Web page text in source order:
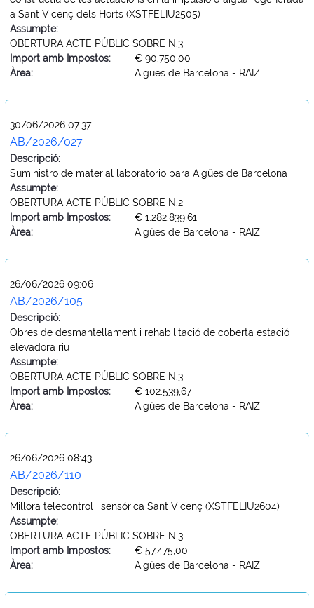
a Sant Vicenç dels Horts (XSTFELIU2505)
Assumpte:
OBERTURA ACTE PÚBLIC SOBRE N.3
Import amb Impostos:
€ 90.750,00
Àrea:
Aigües de Barcelona - RAIZ
30/06/2026 07:37
AB/2026/027
Descripció:
Suministro de material laboratorio para Aigües de Barcelona
Assumpte:
OBERTURA ACTE PÚBLIC SOBRE N.2
Import amb Impostos:
€ 1.282.839,61
Àrea:
Aigües de Barcelona - RAIZ
26/06/2026 09:06
AB/2026/105
Descripció:
Obres de desmantellament i rehabilitació de coberta estació
elevadora riu
Assumpte:
OBERTURA ACTE PÚBLIC SOBRE N.3
Import amb Impostos:
€ 102.539,67
Àrea:
Aigües de Barcelona - RAIZ
26/06/2026 08:43
AB/2026/110
Descripció:
Millora telecontrol i sensórica Sant Vicenç (XSTFELIU2604)
Assumpte:
OBERTURA ACTE PÚBLIC SOBRE N.3
Import amb Impostos:
€ 57.475,00
Àrea:
Aigües de Barcelona - RAIZ